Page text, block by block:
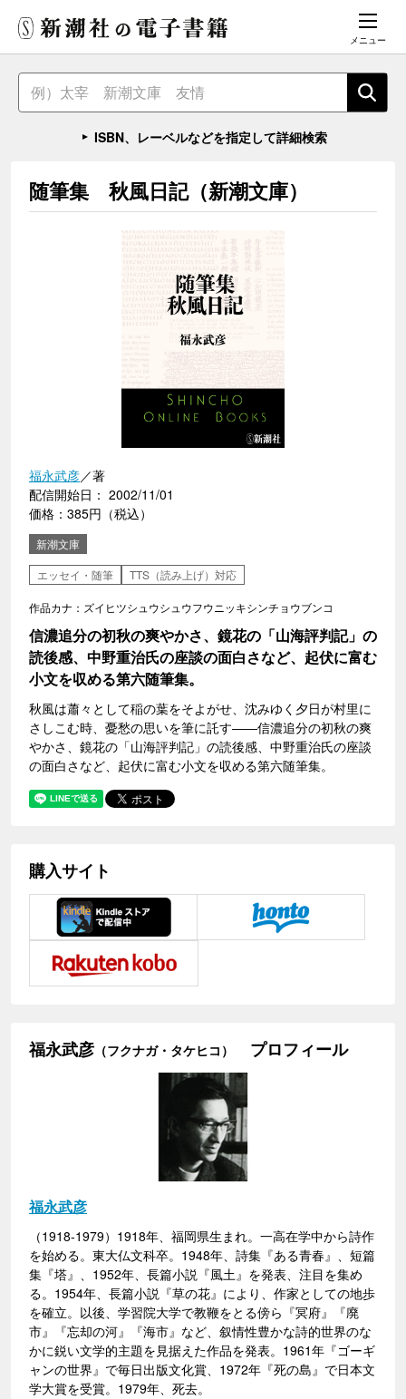
メニュー
ISBN、レーベルなどを指定して詳細検索
随筆集 秋風日記（新潮文庫）
福永武彦／著
配信開始日： 2002/11/01
価格：385円（税込）
新潮文庫
エッセイ・随筆
TTS（読み上げ）対応
作品カナ：ズイヒツシュウシュウフウニッキシンチョウブンコ
信濃追分の初秋の爽やかさ、鏡花の「山海評判記」の
読後感、中野重治氏の座談の面白さなど、起伏に富む
小文を収める第六随筆集。
秋風は蕭々として稲の葉をそよがせ、沈みゆく夕日が村里に
さしこむ時、憂愁の思いを筆に託す――信濃追分の初秋の爽
やかさ、鏡花の「山海評判記」の読後感、中野重治氏の座談
の面白さなど、起伏に富む小文を収める第六随筆集。
購入サイト
福永武彦 （フクナガ・タケヒコ） プロフィール
福永武彦
（1918-1979）1918年、福岡県生まれ。一高在学中から詩作
を始める。東大仏文科卒。1948年、詩集『ある青春』、短篇
集『塔』、1952年、長篇小説『風土』を発表、注目を集め
る。1954年、長篇小説『草の花』により、作家としての地歩
を確立。以後、学習院大学で教鞭をとる傍ら『冥府』『廃
市』『忘却の河』『海市』など、叙情性豊かな詩的世界のな
かに鋭い文学的主題を見据えた作品を発表。1961年『ゴーギ
ャンの世界』で毎日出版文化賞、1972年『死の島』で日本文
学大賞を受賞。1979年、死去。